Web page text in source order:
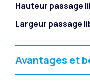
Hauteur passage
Largeur passage
Avantages et